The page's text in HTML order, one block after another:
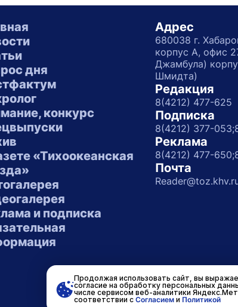
дня
конкурс
«Тихоокеанская
и подписка
Адрес
680038 г.
корпус А, офис
Джамбула)
Шмидта)
Редакция
8(4212) 477-625
Подписка
8(4212) 377-053;
Реклама
8(4212) 477-650;
Почта
Продолжая использовать сайт, вы
согласие на обработку персональных
числе сервисом веб-аналитики
соответствии с Согласиеми Политикой